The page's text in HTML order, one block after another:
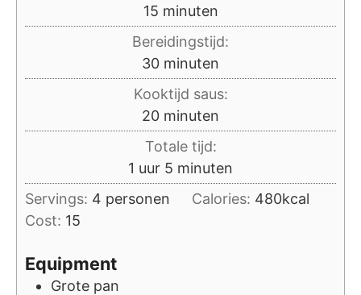
15minuten
minuten
Bereidingstijd:
30minuten
minuten
Kooktijd saus:
20minuten
minuten
Totale tijd:
1 uur
uur 5 minuten
minuten
Servings: 4 personen Calories: 480kcal
Cost: 15
Equipment
Grote pan